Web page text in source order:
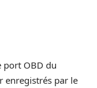
port OBD du
enregistrés par le